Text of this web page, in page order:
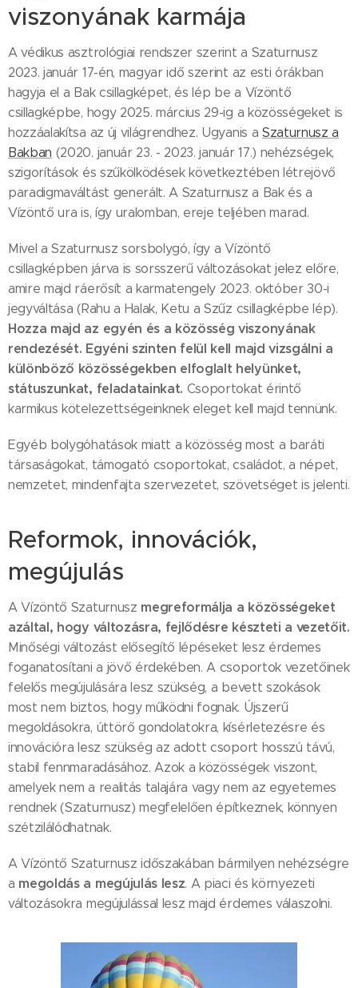
viszonyának karmája
A védikus asztrológiai rendszer szerint a Szaturnusz
2023. január 17-én, magyar idő szerint az esti órákban
hagyja el a Bak csillagképet, és lép be a Vízöntő
csillagképbe, hogy 2025. március 29-ig a közösségeket is
hozzáalakítsa az új világrendhez. Ugyanis a Szaturnusz a
Bakban (2020. január 23. - 2023. január 17.) nehézségek,
szigorítások és szűkölködések következtében létrejövő
paradigmaváltást generált. A Szaturnusz a Bak és a
Vízöntő ura is, így uralomban, ereje teljében marad.
Mivel a Szaturnusz sorsbolygó, így a Vízöntő
csillagképben járva is sorsszerű változásokat jelez előre,
amire majd ráerősít a karmatengely 2023. október 30-i
jegyváltása (Rahu a Halak, Ketu a Szűz csillagképbe lép).
Hozza majd az egyén és a közösség viszonyának
rendezését. Egyéni szinten felül kell majd vizsgálni a
különböző közösségekben elfoglalt helyünket,
státuszunkat, feladatainkat. Csoportokat érintő
karmikus kötelezettségeinknek eleget kell majd tennünk.
Egyéb bolygóhatások miatt a közösség most a baráti
társaságokat, támogató csoportokat, családot, a népet,
nemzetet, mindenfajta szervezetet, szövetséget is jelenti.
Reformok, innovációk,
megújulás
A Vízöntő Szaturnusz megreformálja a közösségeket
azáltal, hogy változásra, fejlődésre készteti a vezetőit.
Minőségi változást elősegítő lépéseket lesz érdemes
foganatosítani a jövő érdekében. A csoportok vezetőinek
felelős megújulására lesz szükség, a bevett szokások
most nem biztos, hogy működni fognak. Újszerű
megoldásokra, úttörő gondolatokra, kísérletezésre és
innovációra lesz szükség az adott csoport hosszú távú,
stabil fennmaradásához. Azok a közösségek viszont,
amelyek nem a realitás talajára vagy nem az egyetemes
rendnek (Szaturnusz) megfelelően építkeznek, könnyen
szétzilálódhatnak.
A Vízöntő Szaturnusz időszakában bármilyen nehézségre
a megoldás a megújulás lesz. A piaci és környezeti
változásokra megújulással lesz majd érdemes válaszolni.